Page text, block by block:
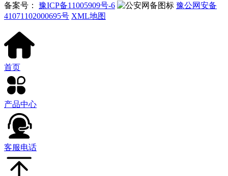
备案号： 豫ICP备11005909号-6
豫公网安备
41071102000695号 XML地图
首页
产品中心
客服电话